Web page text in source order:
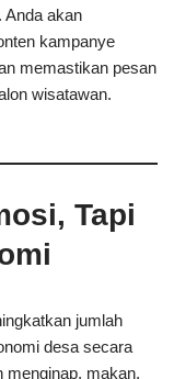
Anda akan
kampanye
memastikan pesan
wisatawan.
Tapi
jumlah
desa secara
menginap, makan,